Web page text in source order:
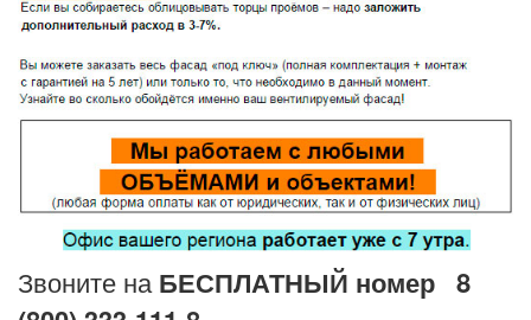
Звоните на БЕСПЛАТНЫЙ номер 8